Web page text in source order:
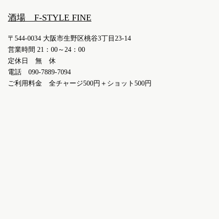
酒場 F-STYLE FINE
〒544-0034 大阪市生野区桃谷3丁目23-14
営業時間 21：00～24：00
定休日 無 休
電話 090-7889-7094
ご利用料金 全チャージ500円＋ショット500円